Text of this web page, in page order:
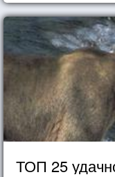
ТОП 25